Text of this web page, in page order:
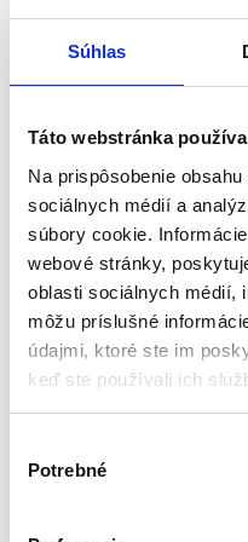
Súhlas
Táto webstránka
Na prispôsobenie
sociálnych médií a
súbory cookie.
webové stránky,
oblasti sociálnych médií,
môžu príslušné
údajmi, ktoré ste im
keď ste používali ich
Potrebné
Popis
Čistiaca súprava
času jeho udržiavaním v
súpravu Bestway, túto úlohu
Hlavné rysy:
Jednoduchá montáž a
Odolný voči
Špecifikácia
Rukavica na čistenie
Kefka na čistenie